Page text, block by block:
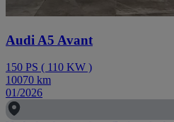
Audi A5 Avant
150 PS ( 110 KW )
10070 km
01/2026